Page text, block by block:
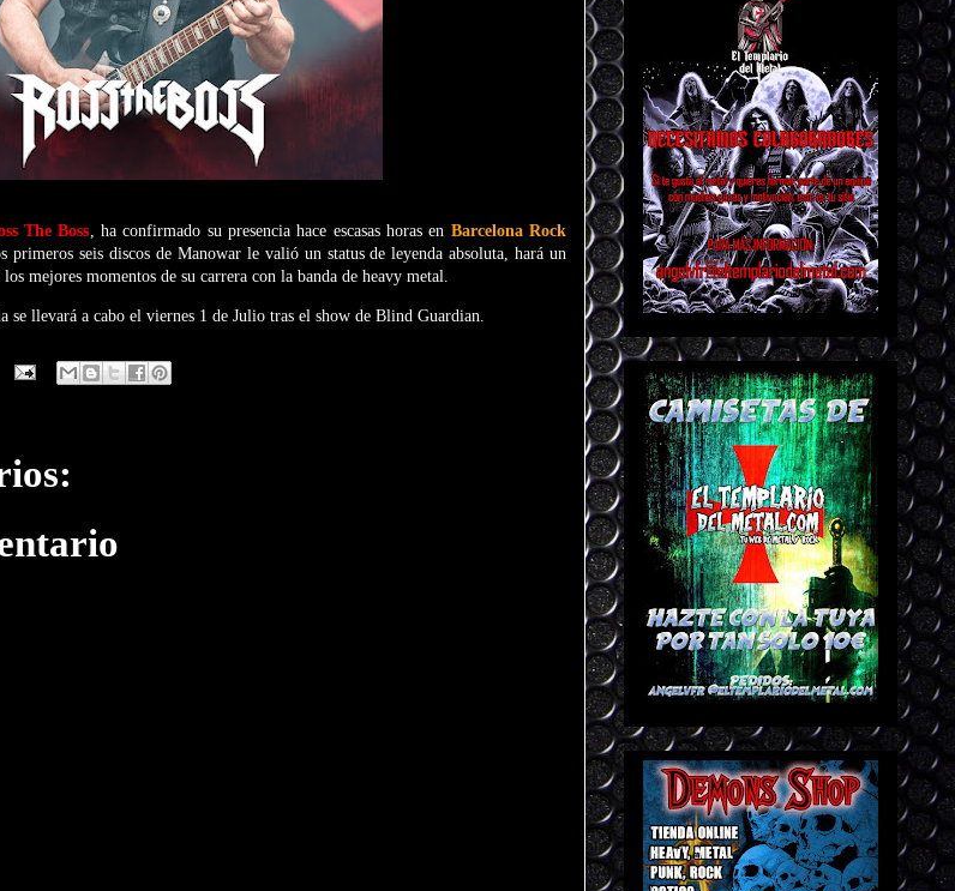
The Boss, ha confirmado su presencia hace escasas horas en Barcelona Rock
primeros seis discos de Manowar le valió un status de leyenda absoluta, hará un
mejores momentos de su carrera con la banda de heavy metal.
se llevará a cabo el viernes 1 de Julio tras el show de Blind Guardian.